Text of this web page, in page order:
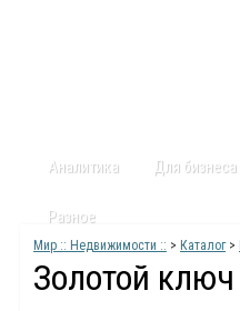
Аналитика Для бизнеса
Разное
Мир :: Недвижимости :: > Каталог>
Золотой ключ